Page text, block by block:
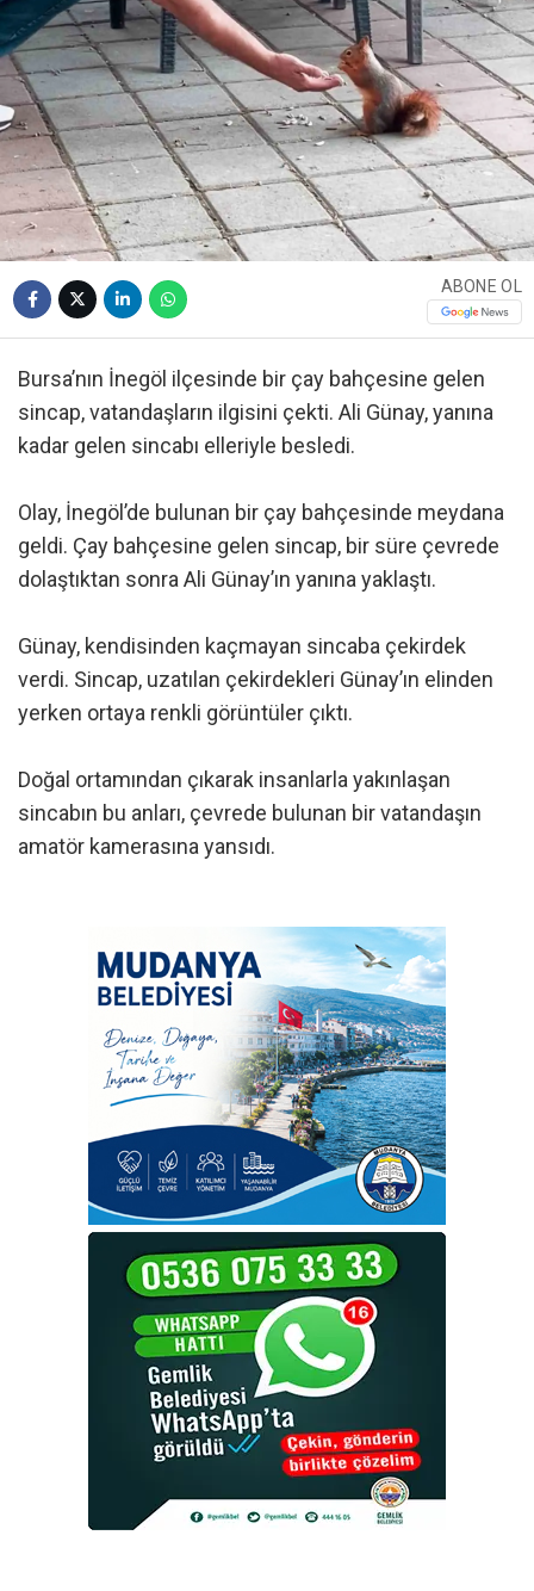
ABONE OL
Bursa’nın İnegöl ilçesinde bir çay bahçesine gelen
sincap, vatandaşların ilgisini çekti. Ali Günay, yanına
kadar gelen sincabı elleriyle besledi.
Olay, İnegöl’de bulunan bir çay bahçesinde meydana
geldi. Çay bahçesine gelen sincap, bir süre çevrede
dolaştıktan sonra Ali Günay’ın yanına yaklaştı.
Günay, kendisinden kaçmayan sincaba çekirdek
verdi. Sincap, uzatılan çekirdekleri Günay’ın elinden
yerken ortaya renkli görüntüler çıktı.
Doğal ortamından çıkarak insanlarla yakınlaşan
sincabın bu anları, çevrede bulunan bir vatandaşın
amatör kamerasına yansıdı.